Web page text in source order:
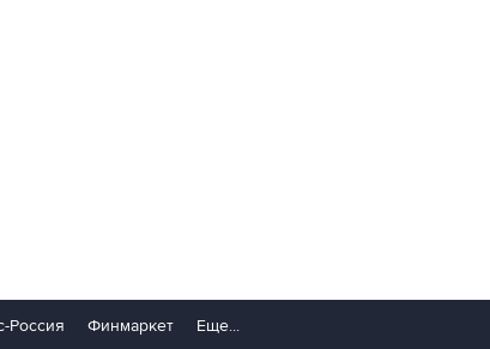
Россия Финмаркет Еще...